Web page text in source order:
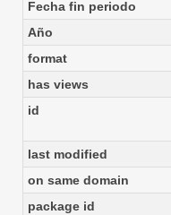
Fecha fin periodo
Año
format
has views
id
last modified
on same domain
package id